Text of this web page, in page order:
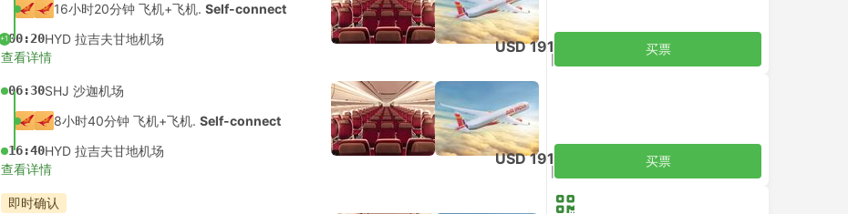
16小时20分钟 飞机+飞机. Self-connect
+100:20HYD 拉吉夫甘地机场
查看详情
USD 191 买票
06:30SHJ 沙迦机场
8小时40分钟 飞机+飞机. Self-connect
16:40HYD 拉吉夫甘地机场
查看详情
USD 191 买票
即时确认